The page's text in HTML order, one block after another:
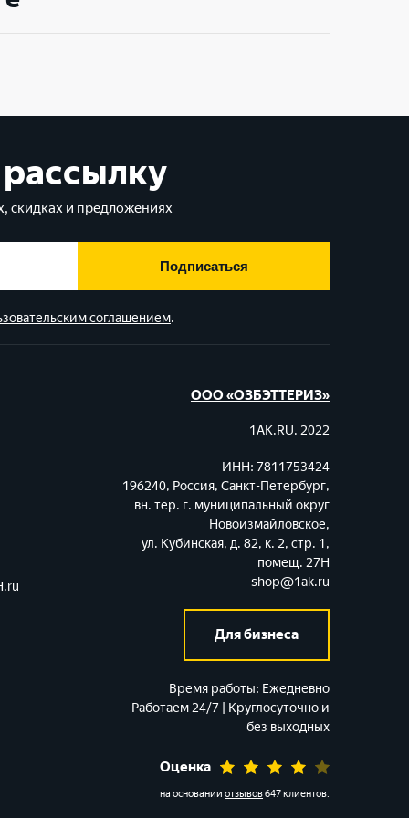
скидках и предложениях
Подписаться
соглашением.
ООО «ОЗБЭТТЕРИЗ»
1AK.RU, 2022
ИНН: 7811753424
196240, Россия, Санкт-Петербург,
вн. тер. г. муниципальный округ
Новоизмайловское,
ул. Кубинская, д. 82, к. 2, стр. 1,
помещ. 27Н
shop@1ak.ru
Для бизнеса
Время работы: Ежедневно
Работаем 24/7 | Круглосуточно и
без выходных
Оценка
на основании отзывов647 клиентов.